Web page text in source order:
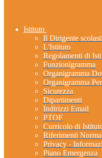
Istituto
Il Dirigente
L'Istituto
Regolamenti di
Funzionigramma
Organigramma
Organigramma
Sicurezza
Dipartimenti
Indirizzi Email
PTOF
Curricolo di
Riferimenti
Privacy -
Piano Emergenza